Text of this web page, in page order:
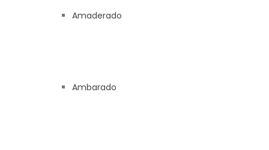
Amaderado
Ambarado